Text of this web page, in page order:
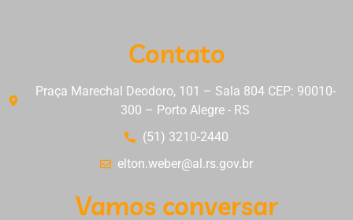
Contato
Praça Marechal Deodoro, 101 – Sala 804 CEP: 90010-
300 – Porto Alegre - RS
(51) 3210-2440
elton.weber@al.rs.gov.br
Vamos conversar